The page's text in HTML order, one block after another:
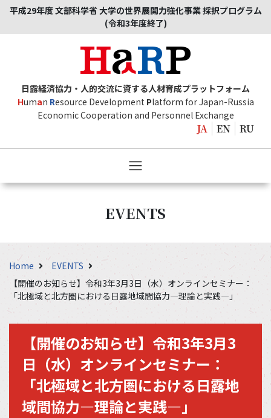
平成29年度 文部科学省 大学の世界展開力強化事業 採択プログラム
(令和3年度終了)
日露経済協力・人的交流に資する人材育成プラットフォーム
Human Resource Development Platform for Japan-Russia
Economic Cooperation and Personnel Exchange
JA EN RU
EVENTS
Home
EVENTS
【開催のお知らせ】令和3年3月3日（水）オンラインセミナー：
「北極域と北方圏における日露地域間協力―理論と実践―」
【開催のお知らせ】令和3年3月3
日（水）オンラインセミナー：
「北極域と北方圏における日露地
域間協力―理論と実践―」